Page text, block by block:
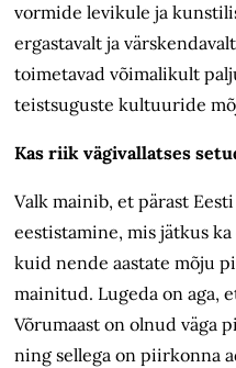
vormide levikule ja
ergastavalt ja
toimetavad võimalikult
teistsuguste kultuuride
Kas riik vägivallatses
Valk mainib, et pärast
eestistamine, mis jätkus
kuid nende aastate mõju
mainitud. Lugeda on aga,
Võrumaast on olnud väga
ning sellega on piirkonna